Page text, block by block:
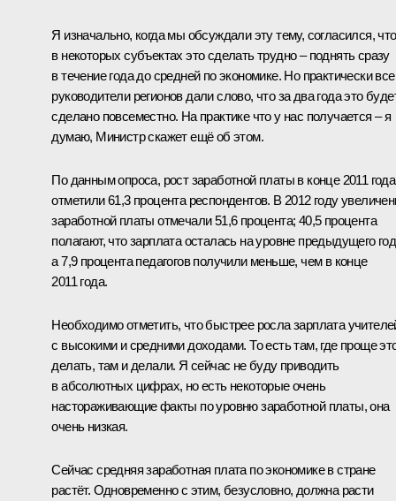
Я изначально, когда мы обсуждали эту тему, согласился, что
в некоторых субъектах это сделать трудно – поднять сразу
в течение года до средней по экономике. Но практически все
руководители регионов дали слово, что за два года это
сделано повсеместно. На практике что у нас получается – я
думаю, Министр скажет ещё об этом.
По данным опроса, рост заработной платы в конце 2011 года
отметили 61,3 процента респондентов. В 2012 году
заработной платы отмечали 51,6 процента; 40,5 процента
полагают, что зарплата осталась на уровне предыдущего
а 7,9 процента педагогов получили меньше, чем в конце
2011 года.
Необходимо отметить, что быстрее росла зарплата
с высокими и средними доходами. То есть там, где проще
делать, там и делали. Я сейчас не буду приводить
в абсолютных цифрах, но есть некоторые очень
настораживающие факты по уровню заработной платы, она
очень низкая.
Сейчас средняя заработная плата по экономике в стране
растёт. Одновременно с этим, безусловно, должна расти